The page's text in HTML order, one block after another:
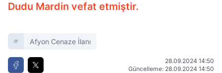
Dudu Mardin vefat etmiştir.
Afyon Cenaze İlanı
28.09.2024 14:50
Güncelleme: 28.09.2024 14:50